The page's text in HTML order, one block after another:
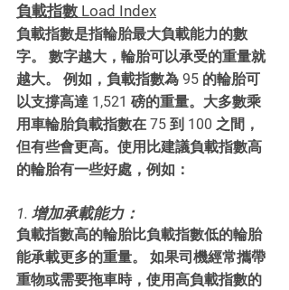
負載指數 Load Index
負載指數是指輪胎最大負載能力的數
字。 數字越大，輪胎可以承受的重量就
越大。 例如，負載指數為 95 的輪胎可
以支撐高達 1,521 磅的重量。大多數乘
用車輪胎負載指數在 75 到 100 之間，
但有些會更高。使用比建議負載指數高
的輪胎有一些好處，例如：
1. 增加承載能力：
負載指數高的輪胎比負載指數低的輪胎
能承載更多的重量。 如果司機經常攜帶
重物或需要拖車時，使用高負載指數的